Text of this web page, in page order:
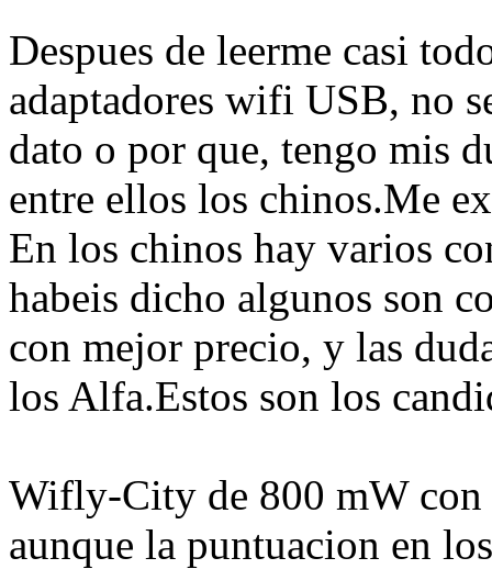
Despues de leerme casi
adaptadores wifi USB, no
dato o por que, tengo mis
entre ellos los chinos.Me
En los chinos hay varios
habeis dicho algunos son
con mejor precio, y las
los Alfa.Estos son los
Wifly-City de 800 mW con
aunque la puntuacion en